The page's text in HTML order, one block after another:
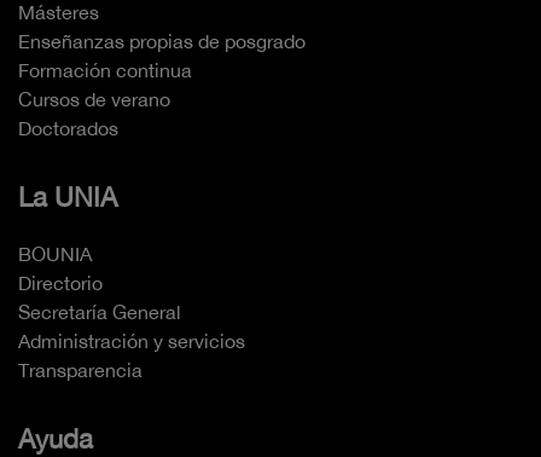
Másteres
Enseñanzas propias de posgrado
Formación continua
Cursos de verano
Doctorados
La UNIA
BOUNIA
Directorio
Secretaría General
Administración y servicios
Transparencia
Ayuda